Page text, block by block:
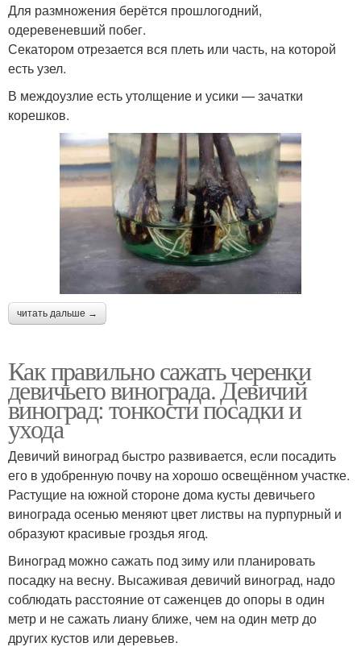
Для размножения берётся прошлогодний,
одеревеневший побег.
Секатором отрезается вся плеть или часть, на которой
есть узел.
В междоузлие есть утолщение и усики — зачатки
корешков.
читать дальше →
Как правильно сажать черенки
девичьего винограда. Девичий
виноград: тонкости посадки и
ухода
Девичий виноград быстро развивается, если посадить
его в удобренную почву на хорошо освещённом участке.
Растущие на южной стороне дома кусты девичьего
винограда осенью меняют цвет листвы на пурпурный и
образуют красивые гроздья ягод.
Виноград можно сажать под зиму или планировать
посадку на весну. Высаживая девичий виноград, надо
соблюдать расстояние от саженцев до опоры в один
метр и не сажать лиану ближе, чем на один метр до
других кустов или деревьев.